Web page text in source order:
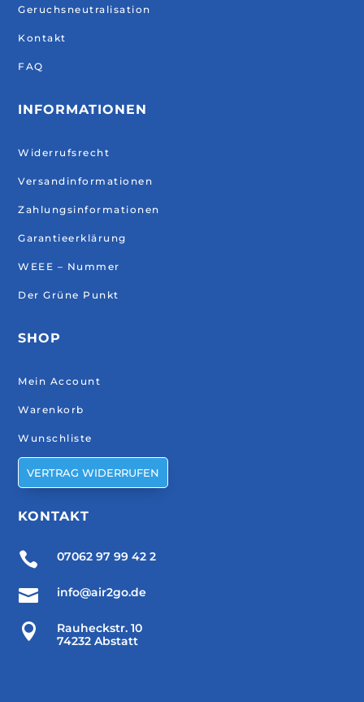
Geruchsneutralisation
Kontakt
FAQ
INFORMATIONEN
Widerrufsrecht
Versandinformationen
Zahlungsinformationen
Garantieerklärung
WEEE – Nummer
Der Grüne Punkt
SHOP
Mein Account
Warenkorb
Wunschliste
VERTRAG WIDERRUFEN
KONTAKT
 07062 97 99 42 2
 info@air2go.de

Rauheckstr. 10
74232 Abstatt